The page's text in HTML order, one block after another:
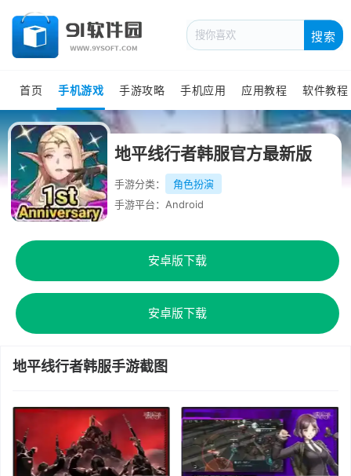
搜索
首页 手机游戏 手游攻略 手机应用 应用教程 软件教程
地平线行者韩服官方最新版
手游分类：
角色扮演
手游平台：Android
安卓版下载
安卓版下载
地平线行者韩服手游截图